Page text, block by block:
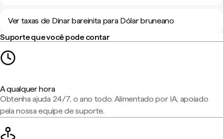
Ver taxas de Dinar bareinita para Dólar bruneano
Suporte que você pode contar
A qualquer hora
Obtenha ajuda 24/7, o ano todo. Alimentado por IA, apoiado
pela nossa equipe de suporte.